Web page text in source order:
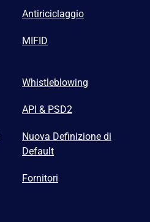
Antiriciclaggio
MIFID
Whistleblowing
API & PSD2
Nuova Definizione di
Default
Fornitori